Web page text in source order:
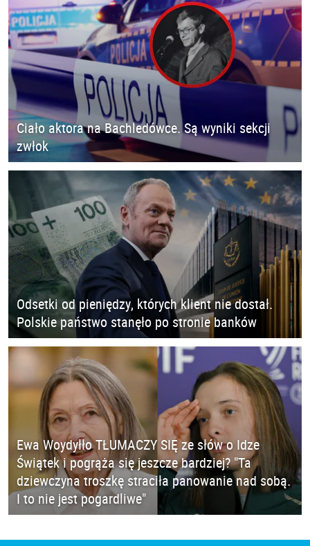
Ciało aktora na Bachledówce. Są wyniki sekcji
zwłok
Odsetki od pieniędzy, których klient nie dostał.
Polskie państwo stanęło po stronie banków
Ewa Woydyłło TŁUMACZY SIĘ ze słów o Idze
Świątek i pogrąża się jeszcze bardziej? "Ta
dziewczyna troszkę straciła panowanie nad sobą.
I to nie jest pogardliwe"